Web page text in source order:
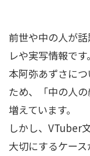
前世や中の人が
レや実写情報です。
本阿弥あずさに
ため、「中の人
増えています。
しかし、VTuber
大切にするケー